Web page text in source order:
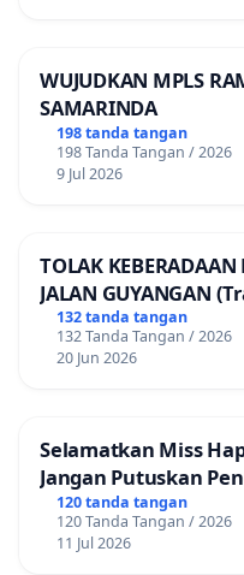
WUJUDKAN MPLS
SAMARINDA
198 tanda tangan
198 Tanda Tangan / 2026
9 Jul 2026
TOLAK KEBERADAAN
JALAN GUYANGAN
(Wedarijaksa) Kab.
132 tanda tangan
132 Tanda Tangan / 2026
20 Jun 2026
Selamatkan Miss
Jangan Putuskan
120 tanda tangan
120 Tanda Tangan / 2026
11 Jul 2026